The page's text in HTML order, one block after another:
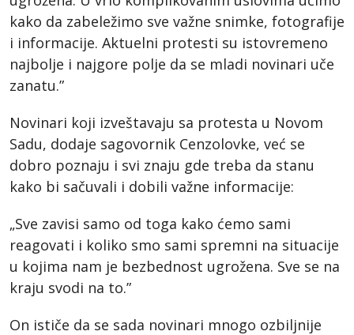
kako da zabeležimo sve važne snimke, fotografije
i informacije. Aktuelni protesti su istovremeno
najbolje i najgore polje da se mladi novinari uče
zanatu.”
Novinari koji izveštavaju sa protesta u Novom
Sadu, dodaje sagovornik Cenzolovke, već se
dobro poznaju i svi znaju gde treba da stanu
kako bi sačuvali i dobili važne informacije:
„Sve zavisi samo od toga kako ćemo sami
reagovati i koliko smo sami spremni na situacije
u kojima nam je bezbednost ugrožena. Sve se na
kraju svodi na to.”
On ističe da se sada novinari mnogo ozbiljnije